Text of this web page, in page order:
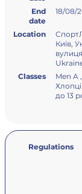
End
date
18/08/
Location
Київ,
Classes
Men A
до 13
Regulations